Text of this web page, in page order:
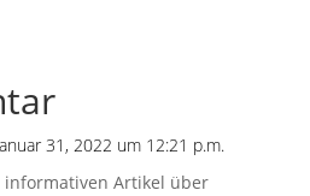
31, 2022 um 12:21 p.m.
informativen Artikel über